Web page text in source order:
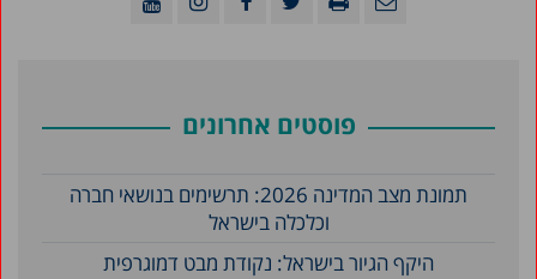
פוסטים אחרונים
תמונת מצב המדינה 2026: תרשימים בנושאי חברה
וכלכלה בישראל
היקף הגיור בישראל: נקודת מבט דמוגרפית